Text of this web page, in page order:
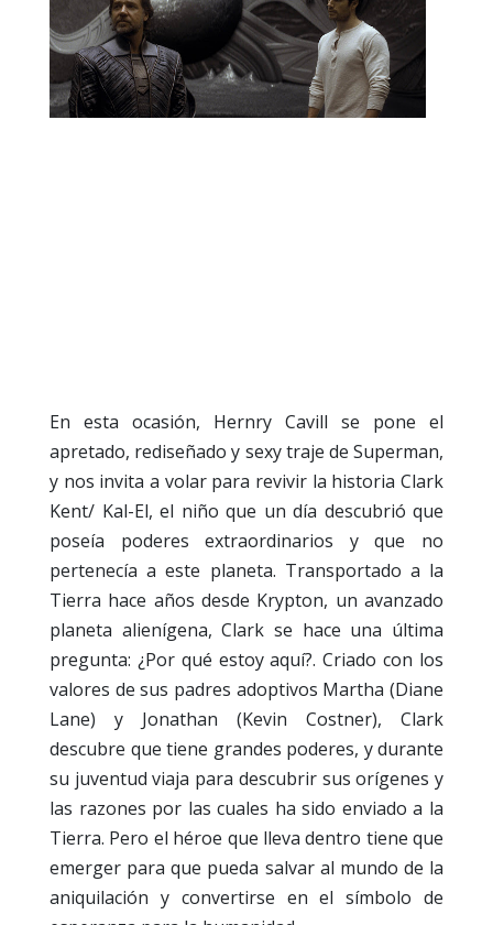
En esta ocasión, Hernry Cavill se pone el
apretado, rediseñado y sexy traje de Superman,
y nos invita a volar para revivir la historia Clark
Kent/ Kal-El, el niño que un día descubrió que
poseía poderes extraordinarios y que no
pertenecía a este planeta. Transportado a la
Tierra hace años desde Krypton, un avanzado
planeta alienígena, Clark se hace una última
pregunta: ¿Por qué estoy aquí?. Criado con los
valores de sus padres adoptivos Martha (Diane
Lane) y Jonathan (Kevin Costner), Clark
descubre que tiene grandes poderes, y durante
su juventud viaja para descubrir sus orígenes y
las razones por las cuales ha sido enviado a la
Tierra. Pero el héroe que lleva dentro tiene que
emerger para que pueda salvar al mundo de la
aniquilación y convertirse en el símbolo de